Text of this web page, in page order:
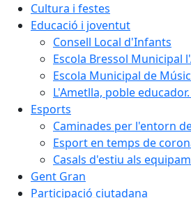
Cultura i festes
Educació i joventut
Consell Local d'Infants
Escola Bressol Municipal
Escola Municipal de
L'Ametlla, poble
Esports
Caminades per l'entorn
Esport en temps de
Casals d'estiu als
Gent Gran
Participació ciutadana